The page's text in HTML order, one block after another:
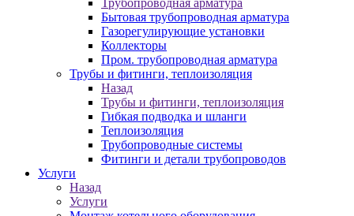
Трубопроводная арматура
Бытовая трубопроводная арматура
Газорегулирующие установки
Коллекторы
Пром. трубопроводная арматура
Трубы и фитинги, теплоизоляция
Назад
Трубы и фитинги, теплоизоляция
Гибкая подводка и шланги
Теплоизоляция
Трубопроводные системы
Фитинги и детали трубопроводов
Услуги
Назад
Услуги